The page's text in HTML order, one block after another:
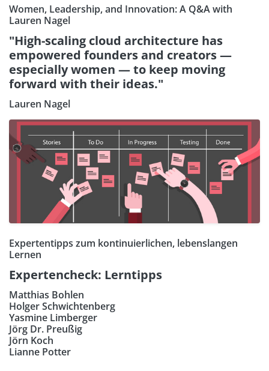
Women, Leadership, and Innovation: A Q&A with
Lauren Nagel
"High-scaling cloud architecture has
empowered founders and creators —
especially women — to keep moving
forward with their ideas."
Lauren Nagel
Expertentipps zum kontinuierlichen, lebenslangen
Lernen
Expertencheck: Lerntipps
Matthias Bohlen
Holger Schwichtenberg
Yasmine Limberger
Jörg Dr. Preußig
Jörn Koch
Lianne Potter